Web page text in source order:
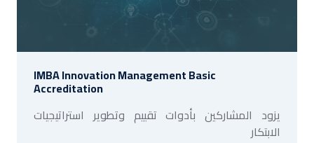
IMBA Innovation Management Basic
Accreditation
يزود المشاركين بأدوات تقييم وتطوير استراتيجيات
الابتكار